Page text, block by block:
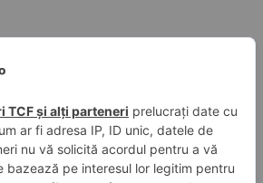
care te interesează
știri, evenimente și subiecte de
Introdu un cuvânt-cheie și descoperă
nevoie!